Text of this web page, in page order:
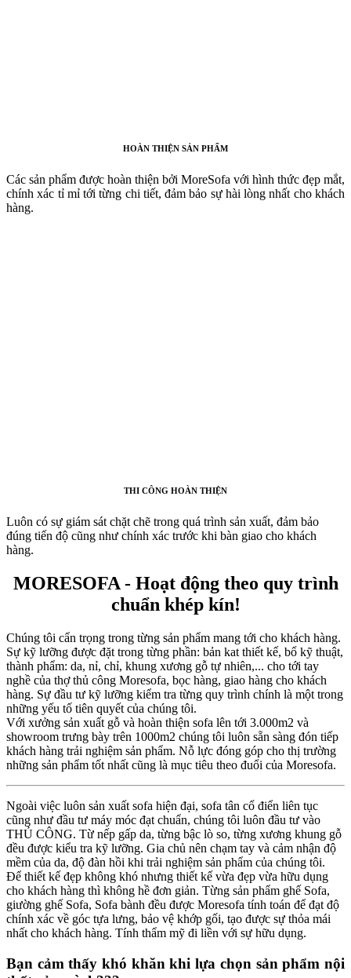
HOÀN THIỆN SẢN PHẨM
Các sản phẩm được hoàn thiện bởi MoreSofa với hình thức đẹp mắt,
chính xác tỉ mỉ tới từng chi tiết, đảm bảo sự hài lòng nhất cho khách
hàng.
THI CÔNG HOÀN THIỆN
Luôn có sự giám sát chặt chẽ trong quá trình sản xuất, đảm bảo
đúng tiến độ cũng như chính xác trước khi bàn giao cho khách
hàng.
MORESOFA - Hoạt động theo quy trình
chuẩn khép kín!
Chúng tôi cẩn trọng trong từng sản phẩm mang tới cho khách hàng.
Sự kỹ lưỡng được đặt trong từng phần: bản kat thiết kế, bổ kỹ thuật,
thành phẩm: da, nỉ, chỉ, khung xương gỗ tự nhiên,... cho tới tay
nghề của thợ thủ công Moresofa, bọc hàng, giao hàng cho khách
hàng. Sự đầu tư kỹ lưỡng kiểm tra từng quy trình chính là một trong
những yếu tố tiên quyết của chúng tôi.
Với xưởng sản xuất gỗ và hoàn thiện sofa lên tới 3.000m2 và
showroom trưng bày trên 1000m2 chúng tôi luôn sẵn sàng đón tiếp
khách hàng trải nghiệm sản phẩm. Nỗ lực đóng góp cho thị trường
những sản phẩm tốt nhất cũng là mục tiêu theo đuổi của Moresofa.
Ngoài việc luôn sản xuất sofa hiện đại, sofa tân cổ điển liên tục
cũng như đầu tư máy móc đạt chuẩn, chúng tôi luôn đầu tư vào
THỦ CÔNG. Từ nếp gấp da, từng bậc lò so, từng xương khung gỗ
đều được kiểu tra kỹ lưỡng. Gia chủ nên chạm tay và cảm nhận độ
mềm của da, độ đàn hồi khi trải nghiệm sản phẩm của chúng tôi.
Để thiết kế đẹp không khó nhưng thiết kế vừa đẹp vừa hữu dụng
cho khách hàng thì không hề đơn giản. Từng sản phẩm ghế Sofa,
giường ghế Sofa, Sofa bành đều được Moresofa tính toán để đạt độ
chính xác về góc tựa lưng, bảo vệ khớp gối, tạo được sự thỏa mái
nhất cho khách hàng. Tính thẩm mỹ đi liền với sự hữu dụng.
Bạn cảm thấy khó khăn khi lựa chọn sản phẩm nội